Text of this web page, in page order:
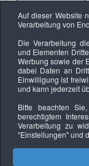
Mittwoch
06. September
07. September
Freitag
08. September
Samstag
Sonntag
10. September
Auf dieser Website
Verarbeitung von
Die Verarbeitung
und Elementen
Werbung sowie der
dabei Daten an
Einwilligung ist
und kann jederzeit
Bitte beachten
berechtigtem
Verarbeitung zu
"Einstellungen"und